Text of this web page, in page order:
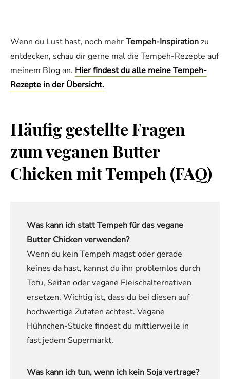
Wenn du Lust hast, noch mehrTempeh-Inspirationzu
entdecken, schau dir gerne mal die Tempeh-Rezepte auf
meinem Blog an. Hier findest du alle meine Tempeh-
Rezepte in der Übersicht.
Häufig gestellte Fragen
zum veganen Butter
Chicken mit Tempeh (FAQ)
Was kann ich statt Tempeh für das vegane
Butter Chicken verwenden?
Wenn du kein Tempeh magst oder gerade
keines da hast, kannst du ihn problemlos durch
Tofu, Seitan oder vegane Fleischalternativen
ersetzen. Wichtig ist, dass du bei diesen auf
hochwertige Zutaten achtest. Vegane
Hühnchen-Stücke findest du mittlerweile in
fast jedem Supermarkt.
Was kann ich tun, wenn ich kein Soja vertrage?